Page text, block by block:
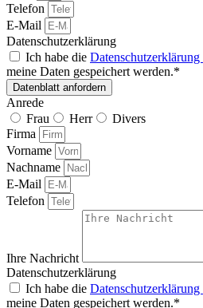
Telefon
E-Mail
Datenschutzerklärung
Ich habe die Datenschutzerklärung
meine Daten gespeichert werden.*
Datenblatt anfordern
Anrede
Frau
Herr
Divers
Firma
Vorname
Nachname
E-Mail
Telefon
Ihre Nachricht
Datenschutzerklärung
Ich habe die Datenschutzerklärung
meine Daten gespeichert werden.*